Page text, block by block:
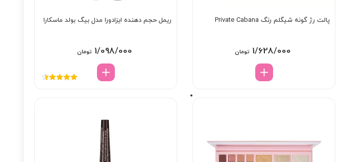
پالت رژ گونه شیگلم رنگ Private Cabana
1/628/000 تومان
ریمل حجم دهنده ایزادورا مدل بیگ بولد ماسکارا
1/098/000 تومان